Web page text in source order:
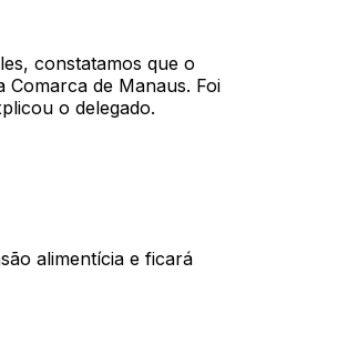
constatamos que o
de Manaus. Foi
o delegado.
alimentícia e ficará